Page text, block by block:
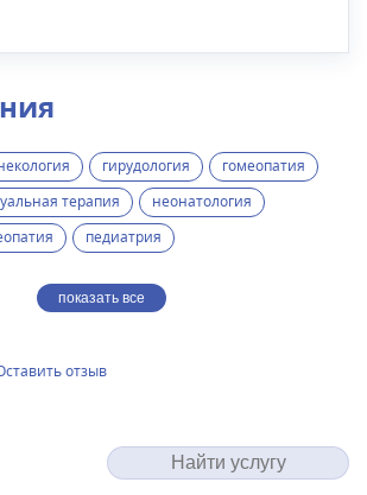
гирудология
гомеопатия
терапия
неонатология
педиатрия
показать все
отзыв